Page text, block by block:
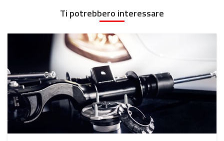
Ti potrebbero interessare